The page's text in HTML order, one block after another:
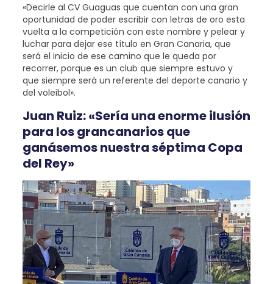
«Decirle al CV Guaguas que cuentan con una gran
oportunidad de poder escribir con letras de oro esta
vuelta a la competición con este nombre y pelear y
luchar para dejar ese título en Gran Canaria, que
será el inicio de ese camino que le queda por
recorrer, porque es un club que siempre estuvo y
que siempre será un referente del deporte canario y
del voleibol».
Juan Ruiz: «Sería una enorme ilusión
para los grancanarios que
ganásemos nuestra séptima Copa
del Rey»